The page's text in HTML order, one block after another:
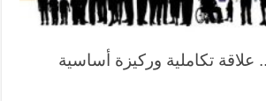
علاقة تكاملية وركيزة أساسية